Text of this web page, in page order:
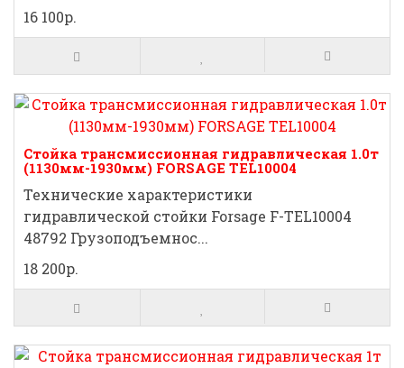
16 100р.
Стойка трансмиссионная гидравлическая 1.0т
(1130мм-1930мм) FORSAGE TEL10004
Технические характеристики
гидравлической стойки Forsage F-TEL10004
48792 Грузоподъемнос...
18 200р.